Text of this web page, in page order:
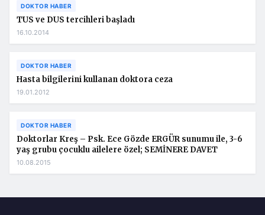
DOKTOR HABER
TUS ve DUS tercihleri başladı
16.10.2014
DOKTOR HABER
Hasta bilgilerini kullanan doktora ceza
19.01.2012
DOKTOR HABER
Doktorlar Kreş – Psk. Ece Gözde ERGÜR sunumu ile, 3-6
yaş grubu çocuklu ailelere özel; SEMİNERE DAVET
10.08.2015